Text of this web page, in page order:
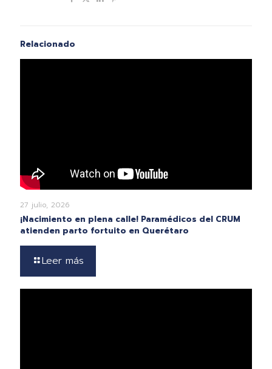
Relacionado
27 julio, 2026
¡Nacimiento en plena calle! Paramédicos del CRUM
atienden parto fortuito en Querétaro
Leer más